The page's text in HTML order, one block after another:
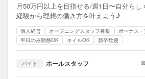
スカウト・メルマガ受信設定
ヘルプ・お問い合わせフォーム
食べログ求人PRESS
月50万円以上を目指せる/週1日〜自分ら
経験から理想の働き方を叶えよう♪
個人経営 オープニングスタッフ募集 ボーナス・
平日のみ勤務OK
ネイルOK 新卒歓迎
バイト ホールスタッフ